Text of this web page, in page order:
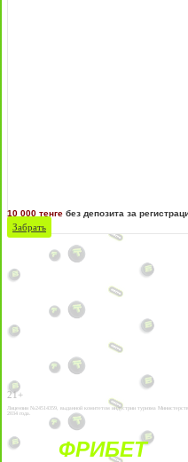
10 000 тенге без депозита за
Забрать
21+
Лицензии №24514359, выданной комитетом индустрии туризма
2034 года.
ФРИБЕТ